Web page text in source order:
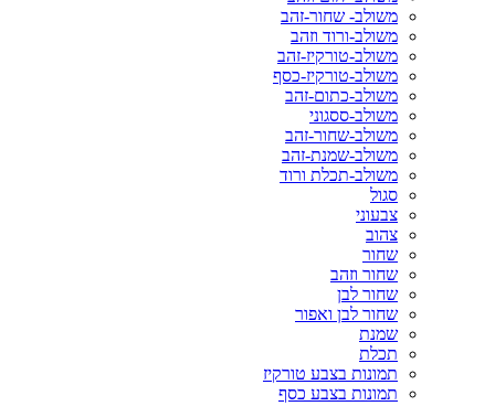
משולב- שחור-זהב
משולב-ורוד וזהב
משולב-טורקיז-זהב
משולב-טורקיז-כסף
משולב-כתום-זהב
משולב-ססגוני
משולב-שחור-זהב
משולב-שמנת-זהב
משולב-תכלת ורוד
סגול
צבעוני
צהוב
שחור
שחור וזהב
שחור לבן
שחור לבן ואפור
שמנת
תכלת
תמונות בצבע טורקיז
תמונות בצבע כסף